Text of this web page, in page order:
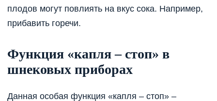
плодов могут повлиять на вкус сока. Например,
прибавить горечи.
Функция «капля – стоп» в
шнековых приборах
Данная особая функция «капля – стоп» –